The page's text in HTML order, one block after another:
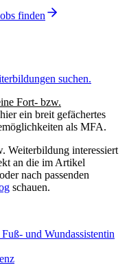
finden
suchen.
Fort- bzw.
ein breit gefächertes
als MFA.
Weiterbildung interessiert
an die im Artikel
nach passenden
schauen.
und Wundassistentin